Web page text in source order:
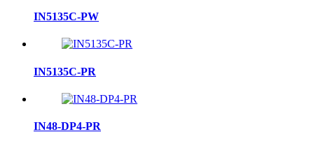
IN5135C-PW
IN5135C-PR
IN48-DP4-PR